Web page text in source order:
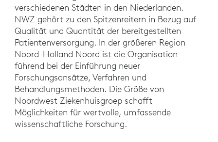
verschiedenen Städten in den Niederlanden.
NWZ gehört zu den Spitzenreitern in Bezug auf
Qualität und Quantität der bereitgestellten
Patientenversorgung. In der größeren Region
Noord-Holland Noord ist die Organisation
führend bei der Einführung neuer
Forschungsansätze, Verfahren und
Behandlungsmethoden. Die Größe von
Noordwest Ziekenhuisgroep schafft
Möglichkeiten für wertvolle, umfassende
wissenschaftliche Forschung.